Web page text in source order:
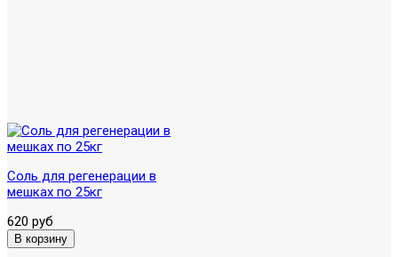
Соль для регенерации в
мешках по 25кг
620 руб